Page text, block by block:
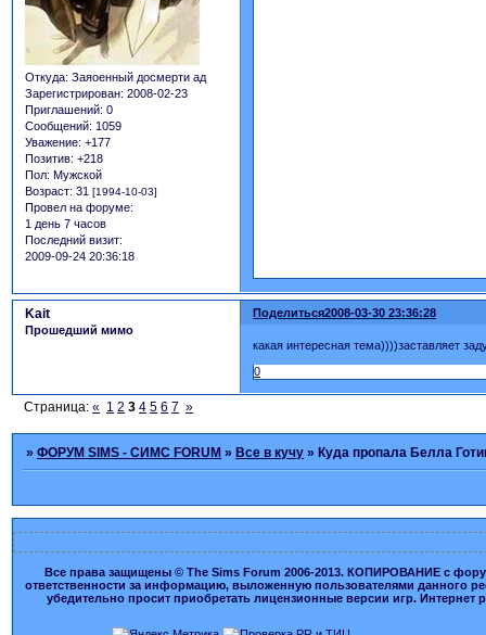
Откуда: Заяоенный досмерти ад
Зарегистрирован: 2008-02-23
Приглашений: 0
Сообщений: 1059
Уважение: +177
Позитив: +218
Пол: Мужской
Возраст: 31 [1994-10-03]
Провел на форуме:
1 день 7 часов
Последний визит:
2009-09-24 20:36:18
Поделиться2008-03-30 23:36:28
Kait
Прошедший мимо
какая интересная тема))))заставляет
0
Страница:« 1 2 3 4 5 6 7 »
»ФОРУМ SIMS - СИМС FORUM » Все в кучу » Куда пропала Белла
Все права защищены © The Sims Forum 2006-2013. КОПИРОВАНИЕ с
ответственности за информацию, выложенную пользователями данного
убедительно просит приобретать лицензионные версии игр.